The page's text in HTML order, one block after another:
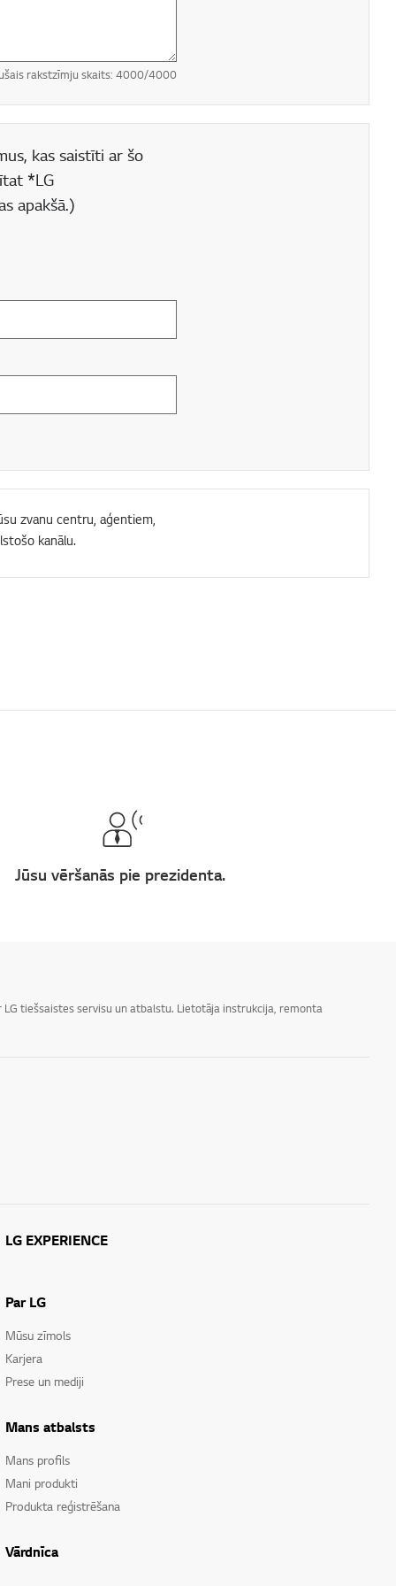
rakstzīmju skaits: 4000/4000
kas saistīti ar šo
*LG
apakšā.)
zvanu centru, aģentiem,
kanālu.
Jūsu vēršanās pie prezidenta.
tiešsaistes servisu un atbalstu. Lietotāja instrukcija, remonta
LG EXPERIENCE
Par LG
Mūsu zīmols
Karjera
Prese un mediji
Mans atbalsts
Mans profils
Mani produkti
Produkta reģistrēšana
Vārdnīca